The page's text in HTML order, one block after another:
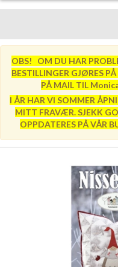
OBS! OM DU HAR
BESTILLINGER GJØRES
PÅ MAIL TIL
I ÅR HAR VI SOMMER
MITT FRAVÆR. SJEKK
OPPDATERES PÅ VÅR